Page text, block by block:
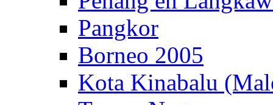
Pangkor
Borneo 2005
Kota Kinabalu